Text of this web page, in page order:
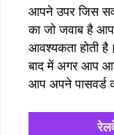
आपने उपर जिस
का जो जवाब है
आवश्यकता होती
बाद में अगर आप
आप अपने पासवर्ड